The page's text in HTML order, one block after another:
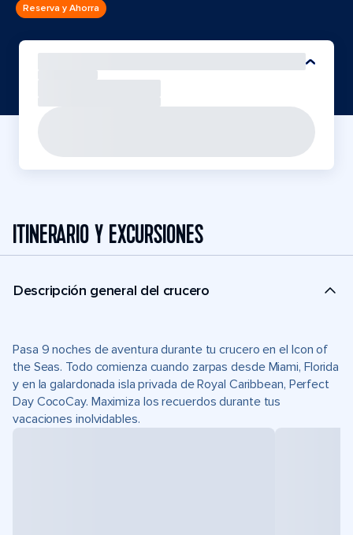
Reserva y Ahorra
ITINERARIO Y EXCURSIONES
Descripción general del crucero
Pasa 9 noches de aventura durante tu crucero en el Icon of
the Seas. Todo comienza cuando zarpas desde Miami, Florida
y en la galardonada isla privada de Royal Caribbean, Perfect
Day CocoCay. Maximiza los recuerdos durante tus
vacaciones inolvidables.